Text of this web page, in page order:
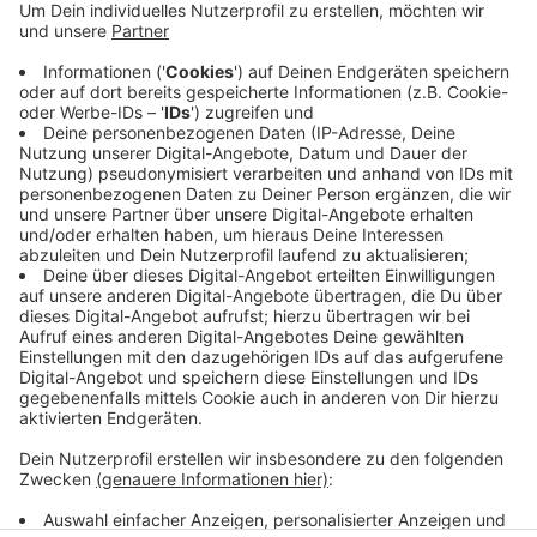
Glücklicherweise hat es keine Unfälle gegeben. Die
Polizei ermittelt. Bereits zu Beginn der Woche hatten
Unbekannte mehrere Gullydeckel in Lüdinghausen,
Seppenrade und Appelhülsen ausgehoben. Die Polizei
geht nicht davon aus, dass das miteinander
zusammenhängt, denn die Orte würden schlichtweg zu
weit auseinanderliegen,
Anzeige
Anzeige